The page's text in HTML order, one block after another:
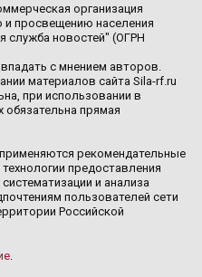
организация
просвещению населения
служба новостей" (ОГРН
с мнением авторов.
материалов сайта Sila-rf.ru
при использовании в
обязательна прямая
рекомендательные
предоставления
и анализа
пользователей сети
Российской